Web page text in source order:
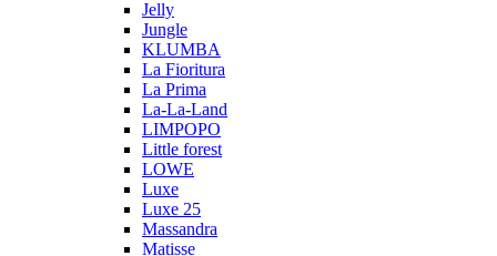
Jelly
Jungle
KLUMBA
La Fioritura
La Prima
La-La-Land
LIMPOPO
Little forest
LOWE
Luxe
Luxe 25
Massandra
Matisse